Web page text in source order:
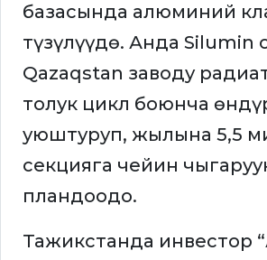
базасында алюминий
түзүлүүдө. Анда Silumin
Qazaqstan заводу
толук цикл боюнча
уюштуруп, жылына 5,5
секцияга чейин
пландоодо.
Тажикстанда инвестор